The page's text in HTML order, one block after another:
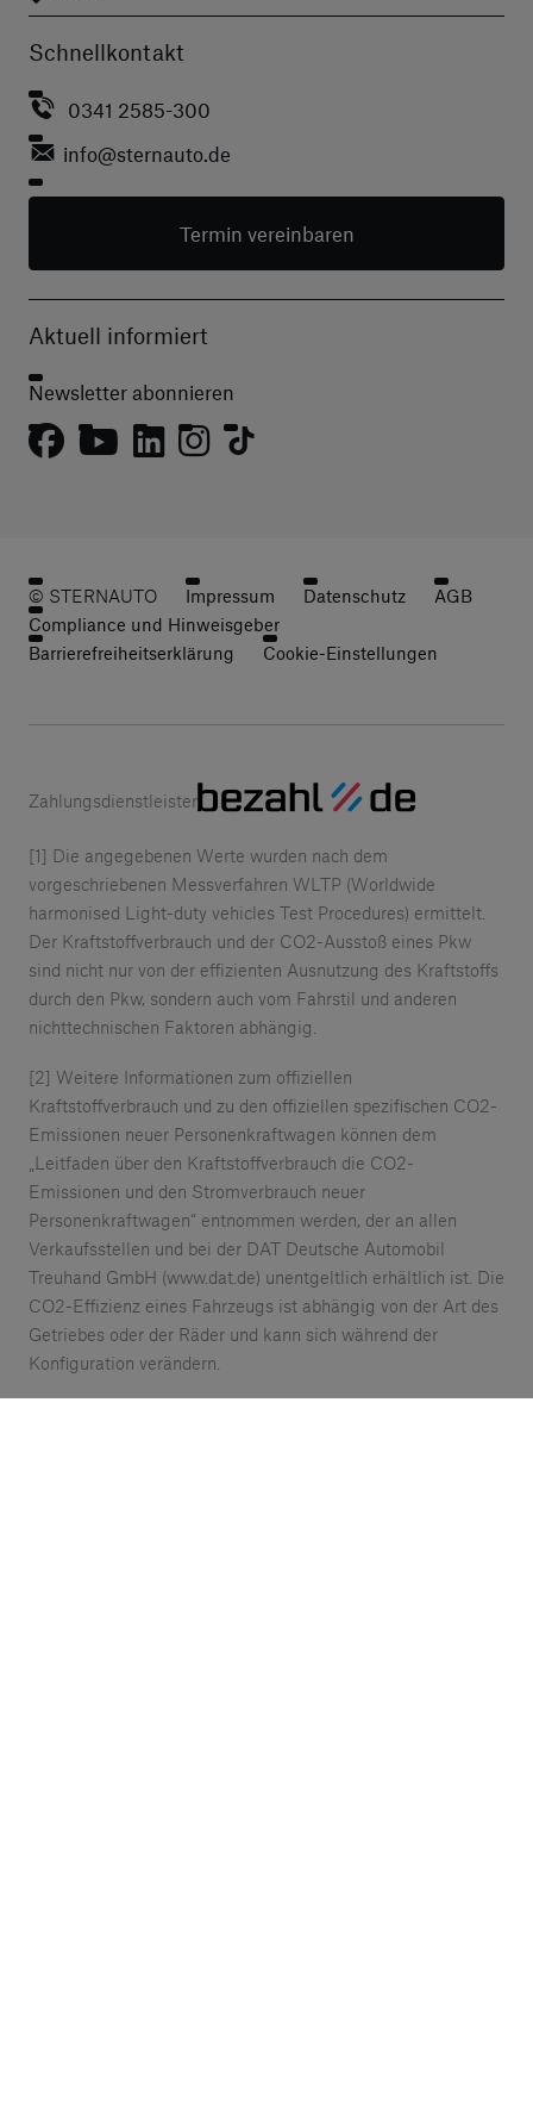
Schnellkontakt
0341 2585-300
info@sternauto.de
Termin vereinbaren
Aktuell informiert
Newsletter abonnieren
© STERNAUTO Impressum Datenschutz
AGB
Compliance und Hinweisgeber
Barrierefreiheitserklärung
Cookie-Einstellungen
Zahlungsdienstleister
[1] Die angegebenen Werte wurden nach dem
vorgeschriebenen Messverfahren WLTP (Worldwide
harmonised Light-duty vehicles Test Procedures) ermittelt.
Der Kraftstoffverbrauch und der CO2-Ausstoß eines Pkw
sind nicht nur von der effizienten Ausnutzung des Kraftstoffs
durch den Pkw, sondern auch vom Fahrstil und anderen
nichttechnischen Faktoren abhängig.
[2] Weitere Informationen zum offiziellen
Kraftstoffverbrauch und zu den offiziellen spezifischen CO2-
Emissionen neuer Personenkraftwagen können dem
„Leitfaden über den Kraftstoffverbrauch die CO2-
Emissionen und den Stromverbrauch neuer
Personenkraftwagen“ entnommen werden, der an allen
Verkaufsstellen und bei der DAT Deutsche Automobil
Treuhand GmbH (www.dat.de) unentgeltlich erhältlich ist. Die
CO2-Effizienz eines Fahrzeugs ist abhängig von der Art des
Getriebes oder der Räder und kann sich während der
Konfiguration verändern.